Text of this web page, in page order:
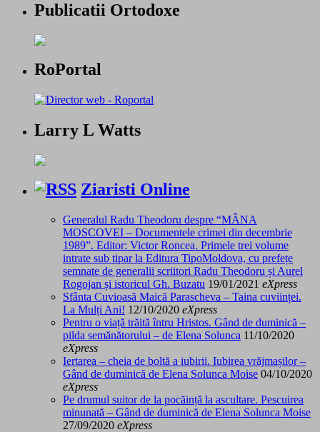
Publicatii Ortodoxe
RoPortal
Larry L Watts
Ziaristi Online
Generalul Radu Theodoru despre “MÂNA
MOSCOVEI – Documentele crimei din decembrie
1989”. Editor: Victor Roncea. Primele trei volume
intrate sub tipar la Editura TipoMoldova, cu prefețe
semnate de generalii scriitori Radu Theodoru și Aurel
Rogojan și istoricul Gh. Buzatu 19/01/2021 eXpress
Sfânta Cuvioasă Maică Parascheva – Taina cuviinței.
La Mulți Ani! 12/10/2020 eXpress
Pentru o viață trăită întru Hristos. Gând de duminică –
pilda semănătorului – de Elena Solunca 11/10/2020
eXpress
Iertarea – cheia de boltă a iubirii. Iubirea vrăjmașilor –
Gând de duminică de Elena Solunca Moise 04/10/2020
eXpress
Pe drumul suitor de la pocăință la ascultare. Pescuirea
minunată – Gând de duminică de Elena Solunca Moise
27/09/2020 eXpress